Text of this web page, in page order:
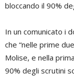
bloccando il 90%
In un comunicato i
che “nelle prime
Molise, e nella
90% degli scrutini